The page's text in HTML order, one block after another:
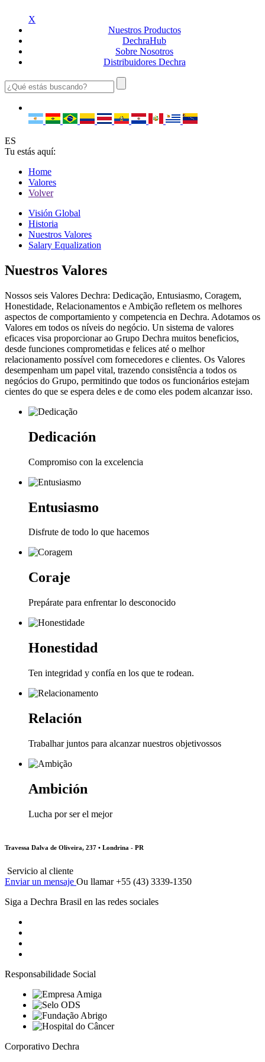
X
Nuestros Productos
DechraHub
Sobre Nosotros
Distribuidores Dechra
ES
Tu estás aquí:
Home
Valores
Volver
Visión Global
Historia
Nuestros Valores
Salary Equalization
Nuestros Valores
Nossos seis Valores Dechra: Dedicação, Entusiasmo, Coragem,
Honestidade, Relacionamentos e Ambição refletem os melhores
aspectos de comportamiento y competencia en Dechra. Adotamos os
Valores em todos os níveis do negócio. Un sistema de valores
eficaces visa proporcionar ao Grupo Dechra muitos beneficios,
desde funciones comprometidas e felices até o melhor
relacionamento possível com fornecedores e clientes. Os Valores
desempenham um papel vital, trazendo consistência a todos os
negócios do Grupo, permitindo que todos os funcionários estejam
cientes do que se espera deles e de como eles podem alcanzar isso.
Dedicación
Compromiso con la excelencia
Entusiasmo
Disfrute de todo lo que hacemos
Coraje
Prepárate para enfrentar lo desconocido
Honestidad
Ten integridad y confía en los que te rodean.
Relación
Trabalhar juntos para alcanzar nuestros objetivossos
Ambición
Lucha por ser el mejor
Travessa Dalva de Oliveira, 237 • Londrina - PR
Servicio al cliente
Enviar un mensaje Ou llamar +55 (43) 3339-1350
Siga a Dechra Brasil en las redes sociales
Responsabilidade Social
Corporativo Dechra